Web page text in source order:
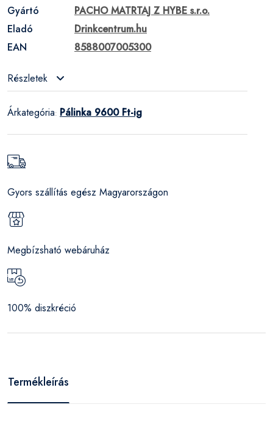
Gyártó
PACHO MATRTAJ Z HYBE s.r.o.
Eladó
Drinkcentrum.hu
EAN
8588007005300
Részletek
Árkategória: Pálinka 9600 Ft-ig
Gyors szállítás egész Magyarországon
Megbízsható webáruház
100% diszkréció
Termékleírás